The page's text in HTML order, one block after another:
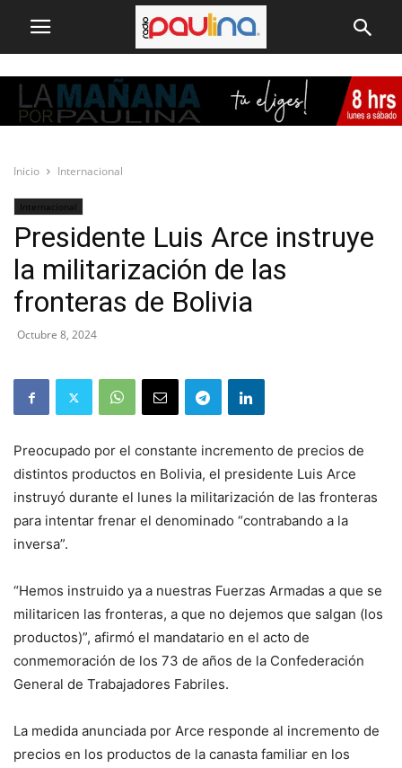
Inicio Internacional
Internacional
Presidente Luis Arce instruye
la militarización de las
fronteras de Bolivia
Octubre 8, 2024
Preocupado por el constante incremento de precios de
distintos productos en Bolivia, el presidente Luis Arce
instruyó durante el lunes la militarización de las fronteras
para intentar frenar el denominado “contrabando a la
inversa”.
“Hemos instruido ya a nuestras Fuerzas Armadas a que se
militaricen las fronteras, a que no dejemos que salgan (los
productos)”, afirmó el mandatario en el acto de
conmemoración de los 73 de años de la Confederación
General de Trabajadores Fabriles.
La medida anunciada por Arce responde al incremento de
precios en los productos de la canasta familiar en los